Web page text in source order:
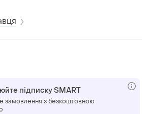
підписку SMART
замовлення з безкоштовною